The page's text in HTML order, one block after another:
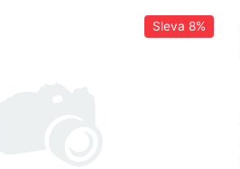
Sleva 8%